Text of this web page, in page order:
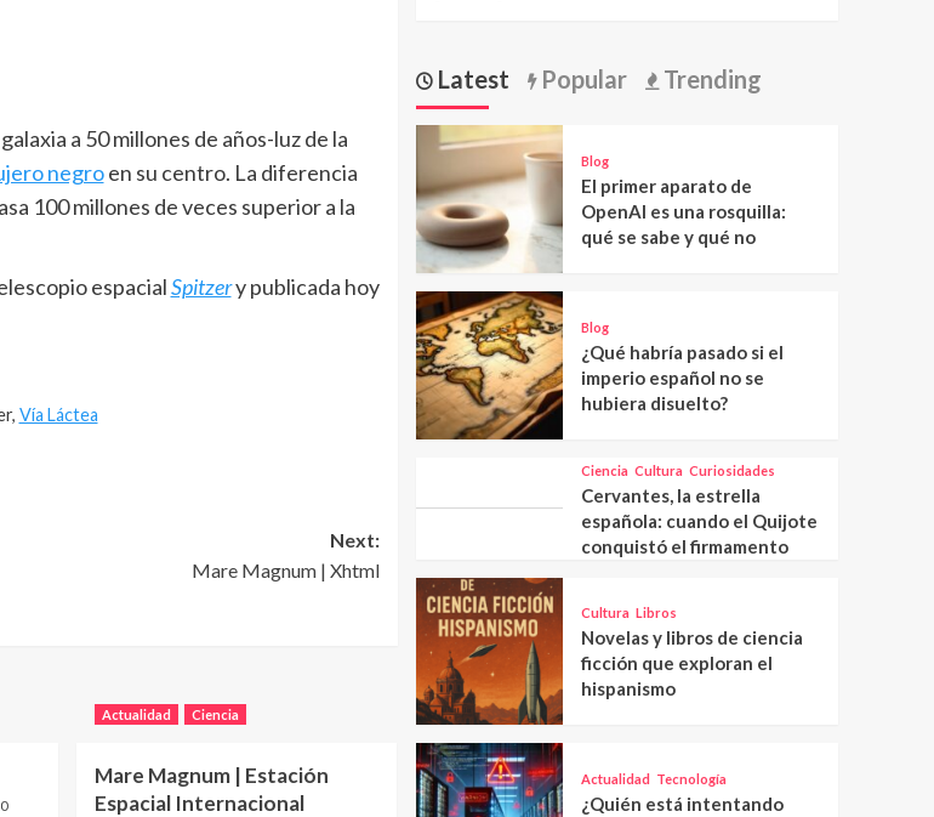
a 50 millones de años-luz de la
negroen su centro. La diferencia
100 millones de veces superior a la
espacialSpitzery publicada hoy
Vía Láctea
Next:
Mare Magnum | Xhtml
Actualidad Ciencia
Mare Magnum | Estación
Espacial Internacional
Latest Popular Trending
Blog
El primer aparato de
OpenAI es una rosquilla:
qué se sabe y qué no
Blog
¿Qué habría pasado si el
imperio español no se
hubiera disuelto?
Ciencia Cultura Curiosidades
Cervantes, la estrella
española: cuando el Quijote
conquistó el firmamento
Cultura Libros
Novelas y libros de ciencia
ficción que exploran el
hispanismo
Actualidad Tecnología
¿Quién está intentando